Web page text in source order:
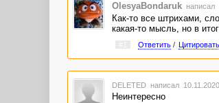
OlesyaBondaruk написал
Как-то все штрихами,
какая-то мысль, но в
Ответить/ Цитировать
DELETED написал
Неинтересно